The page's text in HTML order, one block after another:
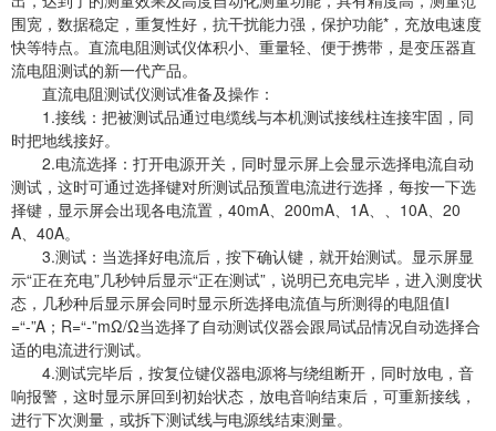
围宽，数据稳定，重复性好，抗干扰能力强，保护功能*，充放电速度
快等特点。直流电阻测试仪体积小、重量轻、便于携带，是变压器直
流电阻测试的新一代产品。
直流电阻测试仪测试准备及操作：
1.接线：把被测试品通过电缆线与本机测试接线柱连接牢固，同
时把地线接好。
2.电流选择：打开电源开关，同时显示屏上会显示选择电流自动
测试，这时可通过选择键对所测试品预置电流进行选择，每按一下选
择键，显示屏会出现各电流置，40mA、200mA、1A、、10A、20
A、40A。
3.测试：当选择好电流后，按下确认键，就开始测试。显示屏显
示“正在充电”几秒钟后显示“正在测试”，说明已充电完毕，进入测度状
态，几秒种后显示屏会同时显示所选择电流值与所测得的电阻值I
=“-”A；R=“-”mΩ/Ω当选择了自动测试仪器会跟局试品情况自动选择合
适的电流进行测试。
4.测试完毕后，按复位键仪器电源将与绕组断开，同时放电，音
响报警，这时显示屏回到初始状态，放电音响结束后，可重新接线，
进行下次测量，或拆下测试线与电源线结束测量。